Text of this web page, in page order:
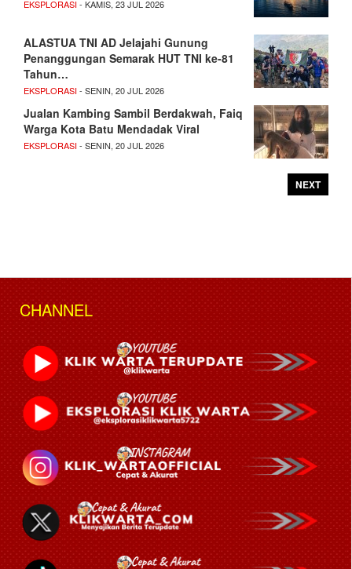
EKSPLORASI- KAMIS, 23 JUL 2026
ALASTUA TNI AD Jelajahi Gunung
Penanggungan Semarak HUT TNI ke-81
Tahun…
EKSPLORASI- SENIN, 20 JUL 2026
Jualan Kambing Sambil Berdakwah, Faiq
Warga Kota Batu Mendadak Viral
EKSPLORASI- SENIN, 20 JUL 2026
NEXT
CHANNEL